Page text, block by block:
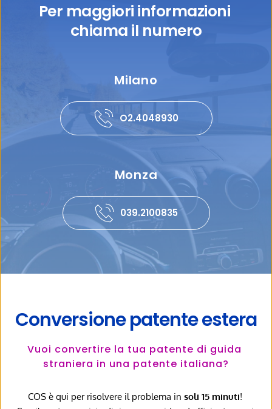
Per maggiori informazioni
chiama il numero
Milano
O2.4048930
Monza
039.2100835
Conversione patente estera
Vuoi convertire la tua patente di guida
straniera in una patente italiana?
COS è qui per risolvere il problema in soli 15 minuti!